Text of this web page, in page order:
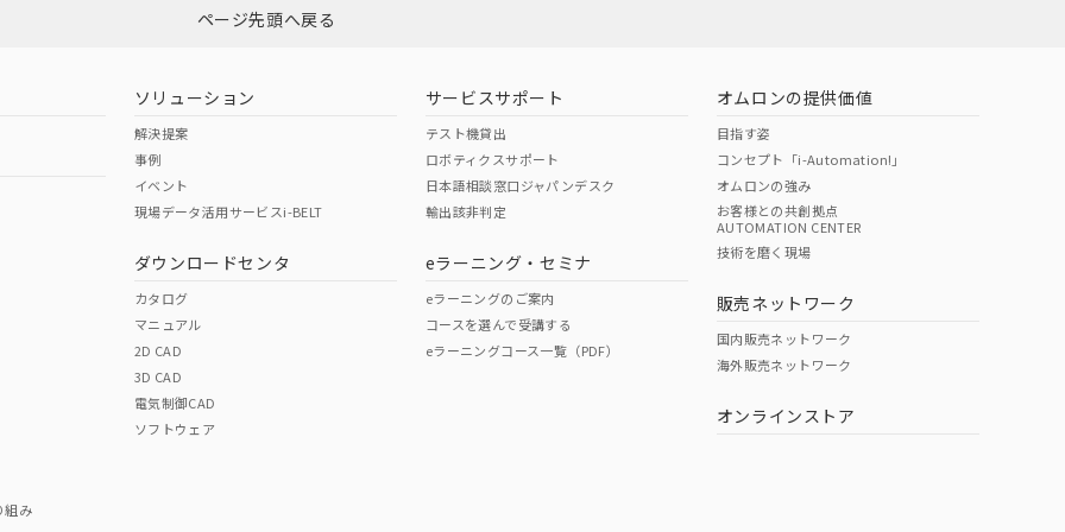
（日本
（アメリカ
この製品の規格認証/適合状況ページへ
その他の認証はこちらのページからご検索ください
ページ先頭へ戻る
組み
ソリューション
解決提案
事例
イベント
現場データ活用サービスi-BELT
ダウンロードセンタ
カタログ
マニュアル
2D CAD
3D CAD
電気制御CAD
ソフトウェア
サービスサポート
テスト機貸出
ロボティクスサポート
日本語相談窓口ジャパンデスク
輸出該非判定
eラーニング・セミナ
eラーニングのご案内
コースを選んで受講する
eラーニングコース一覧（PDF）
オムロンの提供価値
目指す姿
コンセプト「i-Automation!」
オムロンの強み
お客様との共創拠点
AUTOMATION CENTER
技術を磨く現場
販売ネットワーク
国内販売ネットワーク
海外販売ネットワーク
オンラインストア